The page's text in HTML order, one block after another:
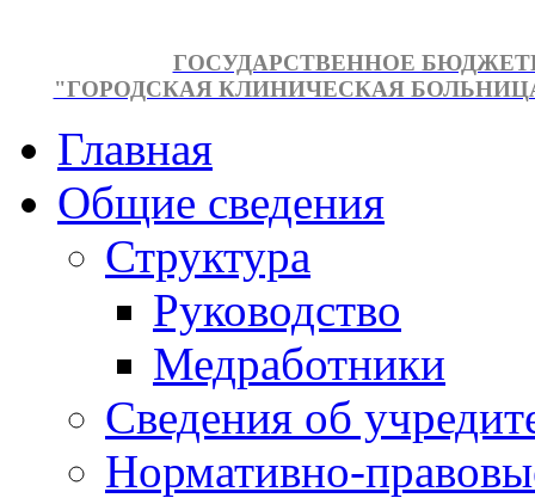
ГОСУДАРСТВЕННОЕ
"ГОРОДСКАЯ КЛИНИЧЕСКАЯ
Главная
Общие сведения
Структура
Руководство
Медработники
Сведения об
Нормативно-